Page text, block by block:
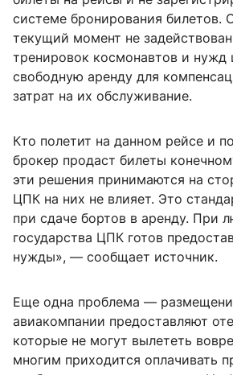
системе бронирования билетов.
текущий момент не
тренировок космонавтов и нужд
свободную аренду для
затрат на их обслуживание.
Кто полетит на данном рейсе и
брокер продаст билеты
эти решения принимаются на
ЦПК на них не влияет. Это
при сдаче бортов в аренду. При
государства ЦПК готов
нужды», — сообщает источник.
Еще одна проблема —
авиакомпании предоставляют
которые не могут вылететь
многим приходится оплачивать